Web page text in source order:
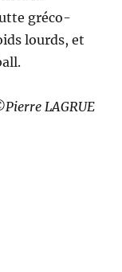
gréco-
lourds, et
LAGRUE